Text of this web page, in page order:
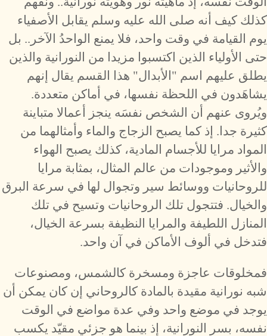
كذلك كيف أنه صلى الله عليه وسلم يقابل الأصفياء
يوم القيامة في وقت واحد، فلا يمنع الواحدُ الآخر.. بل
حتى الأولياء الذين اكتسبوا مزيدا من النورانية والذين
يطلق عليهم اسم "الأبدال" هذا القسم يقال إنهم
يشاهَدون في اللحظة نفسها، في أماكن متعددة.
ويُروى عنهم أن الشخص نفسَه ينجز أعمالا متباينة
كثيرة جدا. إذ كما يصبح الزجاج والماء وأمثالهما من
المواد مرايا للأجسام المادية، كذلك يصبح الهواء
والأثير وموجودات من عالم المثال، بمثابة مرايا
للروحانيات ووسائط سير وتجوال لها في سرعة البرق
والخيال. فتتجول تلك الروحانيات وتسيح في تلك
المنازل اللطيفة والمرايا النظيفة بسرعة الخيال،
فتدخل في ألوف الأماكن في آن واحد.
فمخلوقات عاجزة ومسخرة كالشمس، ومصنوعات
شبه نورانية مقيدة بالمادة كالروحاني إن كان يمكن أن
يوجد في موضع واحد وفي عدة مواضع في الوقت
نفسه، بسر النورانية، إذ بينما هو جزئي مقيّد يكسب